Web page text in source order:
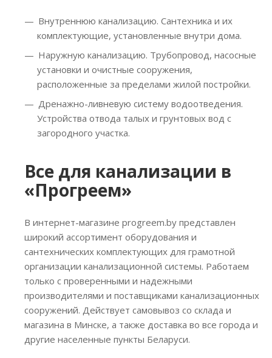
Внутреннюю канализацию. Сантехника и их
комплектующие, установленные внутри дома.
Наружную канализацию. Трубопровод, насосные
установки и очистные сооружения,
расположенные за пределами жилой постройки.
Дренажно-ливневую систему водоотведения.
Устройства отвода талых и грунтовых вод с
загородного участка.
Все для канализации в
«Прогреем»
В интернет-магазине progreem.by представлен
широкий ассортимент оборудования и
сантехнических комплектующих для грамотной
организации канализационной системы. Работаем
только с проверенными и надежными
производителями и поставщиками канализационных
сооружений. Действует самовывоз со склада и
магазина в Минске, а также доставка во все города и
другие населенные пункты Беларуси.